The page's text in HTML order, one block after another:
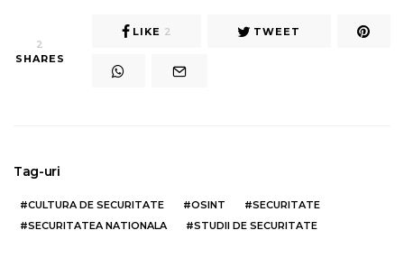
2
SHARES
LIKE 2 TWEET
Tag-uri
CULTURA DE SECURITATE OSINT
SECURITATE
SECURITATEA NATIONALA
STUDII DE SECURITATE